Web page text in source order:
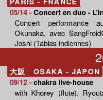
05/14 -Concert en duo -
Concert performance
Okunaka, avec
Joshi (Tablas indiennes)
大阪 OSAKA - JAPON
09/12 -chakra live-house
with Khorey (flute),